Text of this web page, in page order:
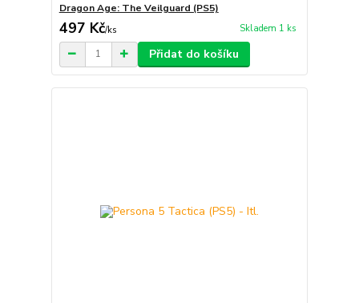
Dragon Age: The Veilguard (PS5)
497 Kč/ks Skladem 1 ks
Přidat do košíku